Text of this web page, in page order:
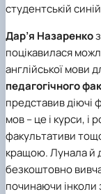
студентській
Дар’я Назаренкоз
поцікавилася
англійської мови
педагогічного
представив діючі
мов – це і курси, і
факультативи
кращою. Лунала й
безкоштовно
починаючи інколи